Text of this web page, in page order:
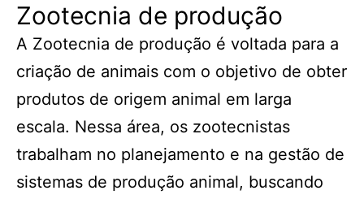
Zootecnia de produção
A Zootecnia de produção é voltada para a
criação de animais com o objetivo de obter
produtos de origem animal em larga
escala. Nessa área, os zootecnistas
trabalham no planejamento e na gestão de
sistemas de produção animal, buscando